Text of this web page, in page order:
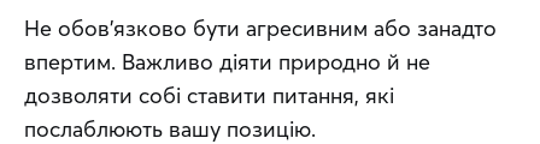
Не обов'язково бути агресивним або занадто
впертим. Важливо діяти природно й не
дозволяти собі ставити питання, які
послаблюють вашу позицію.